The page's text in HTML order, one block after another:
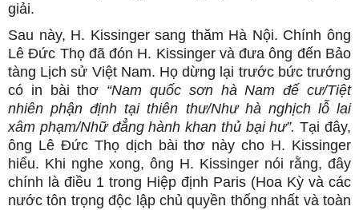
giải.
Sau này, H. Kissinger sang thăm Hà Nội. Chính ông
Lê Đức Thọ đã đón H. Kissinger và đưa ông đến Bảo
tàng Lịch sử Việt Nam. Họ dừng lại trước bức trướng
có in bài thơ “Nam quốc sơn hà Nam đế cư/Tiệt
nhiên phận định tại thiên thư/Như hà nghịch lỗ lai
xâm phạm/Nhữ đẳng hành khan thủ bại hư”. Tại đây,
ông Lê Đức Thọ dịch bài thơ này cho H. Kissinger
hiểu. Khi nghe xong, ông H. Kissinger nói rằng, đây
chính là điều 1 trong Hiệp định Paris (Hoa Kỳ và các
nước tôn trọng độc lập chủ quyền thống nhất và toàn